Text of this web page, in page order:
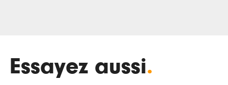
Essayez aussi.